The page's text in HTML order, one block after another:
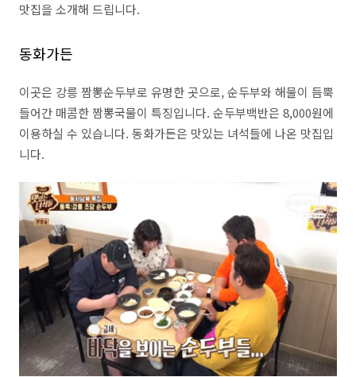
맛집을 소개해 드립니다.
동화가든
이곳은 강릉 짬뽕순두부로 유명한 곳으로, 순두부와 해물이 듬뿍
들어간 매콤한 짬뽕국물이 특징입니다. 순두부백반은 8,000원에
이용하실 수 있습니다. 동화가든은 맛있는 녀석들에 나온 맛집입
니다.